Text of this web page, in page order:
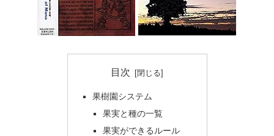
目次
果樹園システム
果実と種の一覧
果実ができるルール